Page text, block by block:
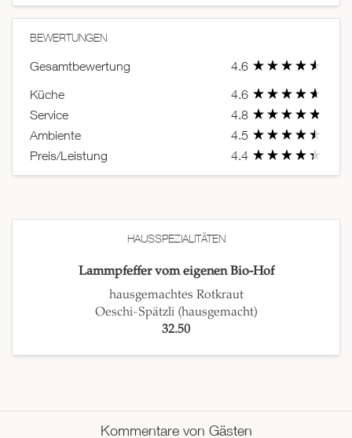
BEWERTUNGEN
Gesamtbewertung
4.6
Küche
4.6
Service
4.8
Ambiente
4.5
Preis/Leistung
4.4
HAUSSPEZIALITÄTEN
Lammpfeffer vom eigenen Bio-Hof
hausgemachtes Rotkraut
Oeschi-Spätzli (hausgemacht)
32.50
Kommentare von Gästen